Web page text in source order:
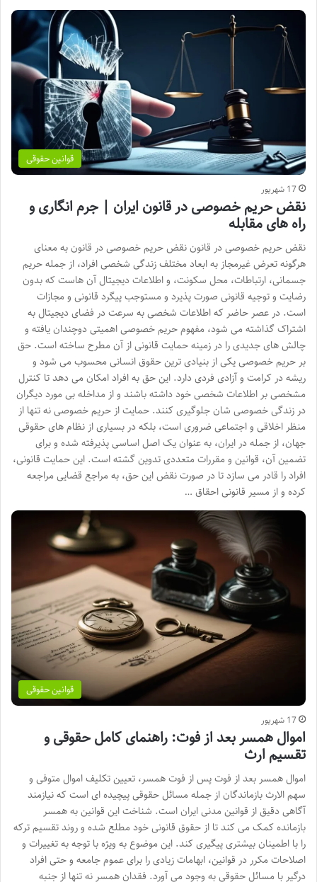
قوانین حقوقی
17 شهریور
نقض حریم خصوصی در قانون ایران | جرم انگاری و
راه های مقابله
نقض حریم خصوصی در قانون نقض حریم خصوصی در قانون به معنای
هرگونه تعرض غیرمجاز به ابعاد مختلف زندگی شخصی افراد، از جمله حریم
جسمانی، ارتباطات، محل سکونت، و اطلاعات دیجیتال آن هاست که بدون
رضایت و توجیه قانونی صورت پذیرد و مستوجب پیگرد قانونی و مجازات
است. در عصر حاضر که اطلاعات شخصی به سرعت در فضای دیجیتال به
اشتراک گذاشته می شود، مفهوم حریم خصوصی اهمیتی دوچندان یافته و
چالش های جدیدی را در زمینه حمایت قانونی از آن مطرح ساخته است. حق
بر حریم خصوصی یکی از بنیادی ترین حقوق انسانی محسوب می شود و
ریشه در کرامت و آزادی فردی دارد. این حق به افراد امکان می دهد تا کنترل
مشخصی بر اطلاعات شخصی خود داشته باشند و از مداخله بی مورد دیگران
در زندگی خصوصی شان جلوگیری کنند. حمایت از حریم خصوصی نه تنها از
منظر اخلاقی و اجتماعی ضروری است، بلکه در بسیاری از نظام های حقوقی
جهان، از جمله در ایران، به عنوان یک اصل اساسی پذیرفته شده و برای
تضمین آن، قوانین و مقررات متعددی تدوین گشته است. این حمایت قانونی،
افراد را قادر می سازد تا در صورت نقض این حق، به مراجع قضایی مراجعه
کرده و از مسیر قانونی احقاق …
قوانین حقوقی
17 شهریور
اموال همسر بعد از فوت: راهنمای کامل حقوقی و
تقسیم ارث
اموال همسر بعد از فوت پس از فوت همسر، تعیین تکلیف اموال متوفی و
سهم الارث بازماندگان از جمله مسائل حقوقی پیچیده ای است که نیازمند
آگاهی دقیق از قوانین مدنی ایران است. شناخت این قوانین به همسر
بازمانده کمک می کند تا از حقوق قانونی خود مطلع شده و روند تقسیم ترکه
را با اطمینان بیشتری پیگیری کند. این موضوع به ویژه با توجه به تغییرات و
اصلاحات مکرر در قوانین، ابهامات زیادی را برای عموم جامعه و حتی افراد
درگیر با مسائل حقوقی به وجود می آورد. فقدان همسر نه تنها از جنبه